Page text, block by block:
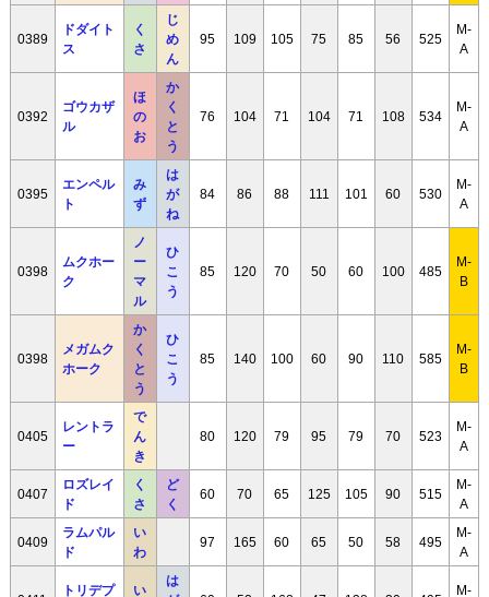
0389
ドダイト
ス
く
さ
じ
め
ん
95 109 105 75 85 56 525
M-
A
0392
ゴウカザ
ル
ほ
の
お
か
く
と
う
76 104 71 104 71 108 534
M-
A
0395
エンペル
ト
み
ず
は
が
ね
84 86 88 111 101 60 530
M-
A
0398
ムクホー
ク
ノ
ー
マ
ル
ひ
こ
う
85 120 70 50 60 100 485
M-
B
0398
メガムク
ホーク
か
く
と
う
ひ
こ
う
85 140 100 60 90 110 585
M-
B
0405
レントラ
ー
で
ん
き
80 120 79 95 79 70 523
M-
A
0407
ロズレイ
ド
く
さ
ど
く
60 70 65 125 105 90 515
M-
A
0409
ラムパル
ド
い
わ
97 165 60 65 50 58 495
M-
A
トリデプ い
は
M-